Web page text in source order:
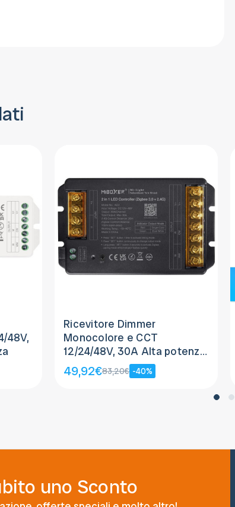
48V,
Ricevitore Dimmer
Monocolore e CCT
12/24/48V, 30A Alta potenza
ZIGBEE 3.0
49,92€83,20€ -40%
uno Sconto